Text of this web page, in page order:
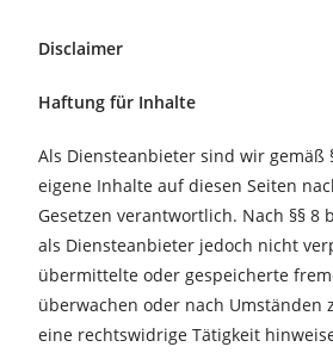
Disclaimer
Haftung für Inhalte
Als Diensteanbieter sind wir gemäß
eigene Inhalte auf diesen Seiten
Gesetzen verantwortlich. Nach §§ 8
als Diensteanbieter jedoch nicht
übermittelte oder gespeicherte
überwachen oder nach Umständen
eine rechtswidrige Tätigkeit